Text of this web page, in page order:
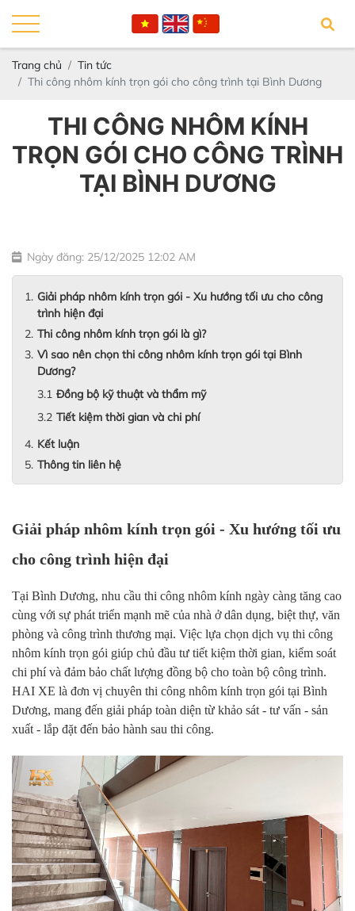
Trang chủ
Tin tức
Thi công nhôm kính trọn gói cho công trình tại Bình Dương
THI CÔNG NHÔM KÍNH
TRỌN GÓI CHO CÔNG TRÌNH
TẠI BÌNH DƯƠNG
Ngày đăng: 25/12/2025 12:02 AM
Giải pháp nhôm kính trọn gói - Xu hướng tối ưu cho công
trình hiện đại
Thi công nhôm kính trọn gói là gì?
Vì sao nên chọn thi công nhôm kính trọn gói tại Bình
Dương?
Đồng bộ kỹ thuật và thẩm mỹ
Tiết kiệm thời gian và chi phí
Kết luận
Thông tin liên hệ
Giải pháp nhôm kính trọn gói - Xu hướng tối ưu
cho công trình hiện đại
Tại Bình Dương, nhu cầu thi công nhôm kính ngày càng tăng cao
cùng với sự phát triển mạnh mẽ của nhà ở dân dụng, biệt thự, văn
phòng và công trình thương mại. Việc lựa chọn dịch vụ thi công
nhôm kính trọn gói giúp chủ đầu tư tiết kiệm thời gian, kiểm soát
chi phí và đảm bảo chất lượng đồng bộ cho toàn bộ công trình.
HAI XE là đơn vị chuyên thi công nhôm kính trọn gói tại Bình
Dương, mang đến giải pháp toàn diện từ khảo sát - tư vấn - sản
xuất - lắp đặt đến bảo hành sau thi công.